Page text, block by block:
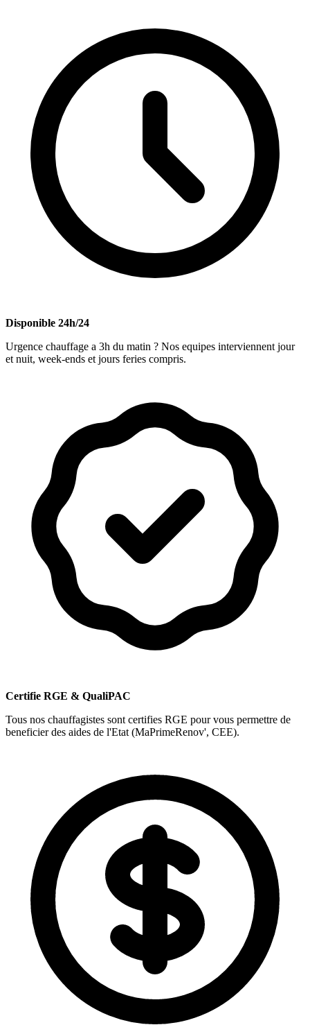
Disponible 24h/24
Urgence chauffage a 3h du matin ? Nos equipes interviennent jour
et nuit, week-ends et jours feries compris.
Certifie RGE & QualiPAC
Tous nos chauffagistes sont certifies RGE pour vous permettre de
beneficier des aides de l'Etat (MaPrimeRenov', CEE).